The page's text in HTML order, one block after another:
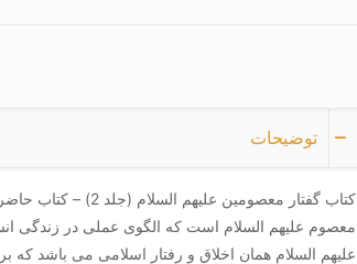
توضیحات
کتاب گفتار معصومین
معصوم علیهم السلام است که الگوی عملی در زندگی
علیهم السلام همان اخلاق و رفتار اسلامی می باشد که